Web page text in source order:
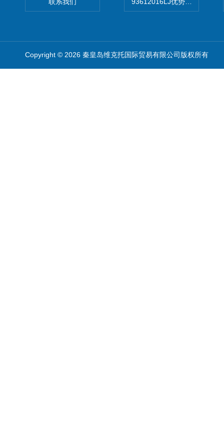
Copyright © 2026 秦皇岛维克托国际贸易有限公司版权所有